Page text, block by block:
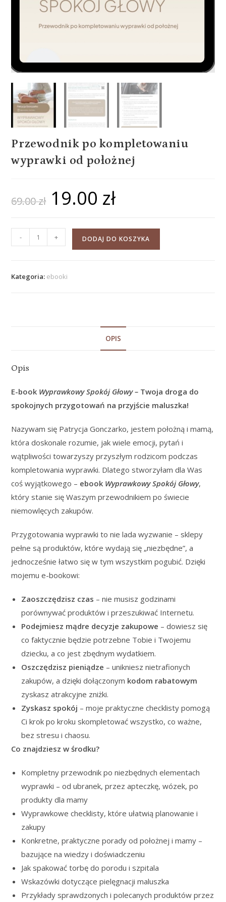
Przewodnik po kompletowaniu
wyprawki od położnej
69.00zł 19.00 zł
- + DODAJ DO KOSZYKA
Kategoria: ebooki
OPIS
Opis
E-book Wyprawkowy Spokój Głowy – Twoja droga do
spokojnych przygotowań na przyjście maluszka!
Nazywam się Patrycja Gonczarko, jestem położną i mamą,
która doskonale rozumie, jak wiele emocji, pytań i
wątpliwości towarzyszy przyszłym rodzicom podczas
kompletowania wyprawki. Dlatego stworzyłam dla Was
coś wyjątkowego – ebook Wyprawkowy Spokój Głowy,
który stanie się Waszym przewodnikiem po świecie
niemowlęcych zakupów.
Przygotowania wyprawki to nie lada wyzwanie – sklepy
pełne są produktów, które wydają się „niezbędne”, a
jednocześnie łatwo się w tym wszystkim pogubić. Dzięki
mojemu e-bookowi:
Zaoszczędzisz czas – nie musisz godzinami
porównywać produktów i przeszukiwać Internetu.
Podejmiesz mądre decyzje zakupowe – dowiesz się
co faktycznie będzie potrzebne Tobie i Twojemu
dziecku, a co jest zbędnym wydatkiem.
Oszczędzisz pieniądze – unikniesz nietrafionych
zakupów, a dzięki dołączonym kodom rabatowym
zyskasz atrakcyjne zniżki.
Zyskasz spokój – moje praktyczne checklisty pomogą
Ci krok po kroku skompletować wszystko, co ważne,
bez stresu i chaosu.
Co znajdziesz w środku?
Kompletny przewodnik po niezbędnych elementach
wyprawki – od ubranek, przez apteczkę, wózek, po
produkty dla mamy
Wyprawkowe checklisty, które ułatwią planowanie i
zakupy
Konkretne, praktyczne porady od położnej i mamy –
bazujące na wiedzy i doświadczeniu
Jak spakować torbę do porodu i szpitala
Wskazówki dotyczące pielęgnacji maluszka
Przykłady sprawdzonych i polecanych produktów przez